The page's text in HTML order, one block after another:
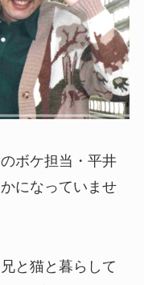
ボケ担当・平井
になっていませ
と猫と暮らして